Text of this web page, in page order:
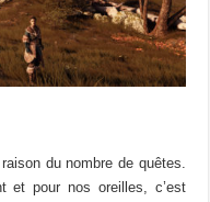
du nombre de quêtes.
et pour nos oreilles, c’est